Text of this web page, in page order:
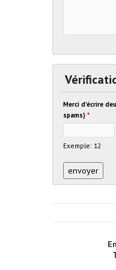
Merci d'écrire
spams)*
Exemple: 12